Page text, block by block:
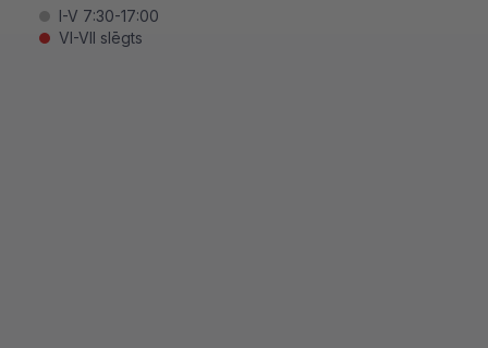
I-V 7:30-17:00
VI-VII slēgts